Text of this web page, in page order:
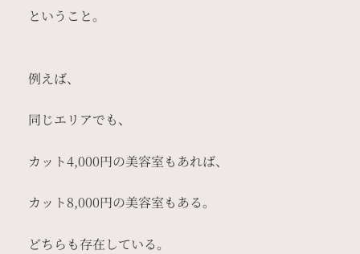
ということ。
例えば、
同じエリアでも、
カット4,000円の美容室もあれば、
カット8,000円の美容室もある。
どちらも存在している。